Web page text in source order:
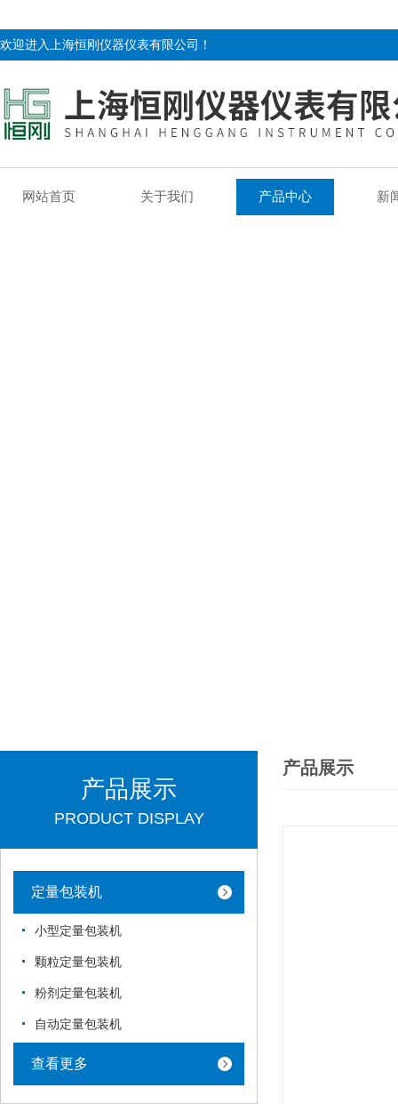
欢迎进入上海恒刚仪器仪表有限公司！
网站首页 关于我们 产品中心 新
产品展示
PRODUCT DISPLAY
定量包装机
小型定量包装机
颗粒定量包装机
粉剂定量包装机
自动定量包装机
查看更多
产品展示